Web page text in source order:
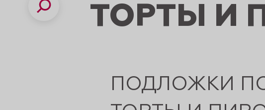
Поиск
ТОРТЫ И
ПОДЛОЖКИ